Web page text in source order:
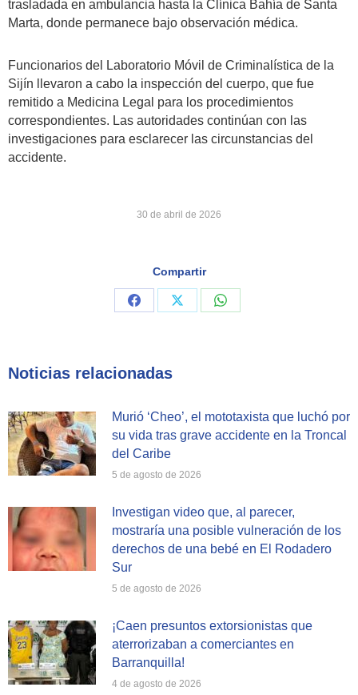
trasladada en ambulancia hasta la Clínica Bahía de Santa
Marta, donde permanece bajo observación médica.
Funcionarios del Laboratorio Móvil de Criminalística de la
Sijín llevaron a cabo la inspección del cuerpo, que fue
remitido a Medicina Legal para los procedimientos
correspondientes. Las autoridades continúan con las
investigaciones para esclarecer las circunstancias del
accidente.
30 de abril de 2026
Compartir
Share
Share
Share
Noticias relacionadas
Murió ‘Cheo’, el mototaxista que luchó por
su vida tras grave accidente en la Troncal
del Caribe
5 de agosto de 2026
Investigan video que, al parecer,
mostraría una posible vulneración de los
derechos de una bebé en El Rodadero
Sur
5 de agosto de 2026
¡Caen presuntos extorsionistas que
aterrorizaban a comerciantes en
Barranquilla!
4 de agosto de 2026